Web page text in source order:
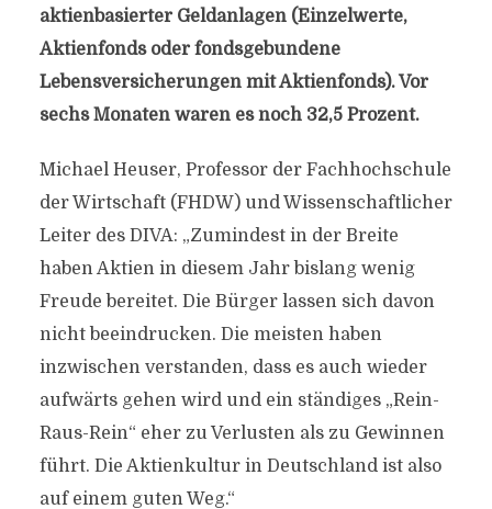
aktienbasierter Geldanlagen (Einzelwerte,
Aktienfonds oder fondsgebundene
Lebensversicherungen mit Aktienfonds). Vor
sechs Monaten waren es noch 32,5 Prozent.
Michael Heuser, Professor der Fachhochschule
der Wirtschaft (FHDW) und Wissenschaftlicher
Leiter des DIVA: „Zumindest in der Breite
haben Aktien in diesem Jahr bislang wenig
Freude bereitet. Die Bürger lassen sich davon
nicht beeindrucken. Die meisten haben
inzwischen verstanden, dass es auch wieder
aufwärts gehen wird und ein ständiges „Rein-
Raus-Rein“ eher zu Verlusten als zu Gewinnen
führt. Die Aktienkultur in Deutschland ist also
auf einem guten Weg.“